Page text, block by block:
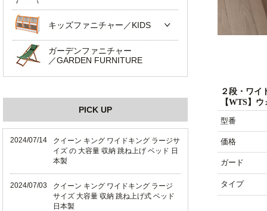
２段・ワイ
【WTS】
型番
価格
ガード
タイプ
キッズファニチャー／KIDS
ガーデンファニチャー
／GARDEN FURNITURE
PICK UP
2024/07/14
クイーン キング ワイドキング ラージサ
イズ の 大容量 収納 跳ね上げ ベッド 日
本製
2024/07/03
クイーン キング ワイドキング ラージ
サイズ 大容量 収納 跳ね上げ式 ベッド
日本製